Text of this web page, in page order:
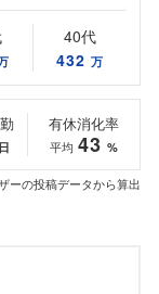
40代
432 万
日
有休消化率
平均 43 %
ーの投稿データから算出